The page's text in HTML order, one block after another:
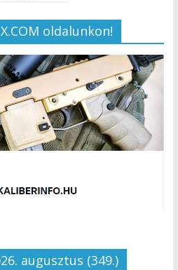
oldalunkon!
augusztus (349.)